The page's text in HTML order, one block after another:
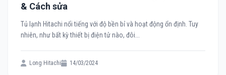
& Cách sửa
Tủ lạnh Hitachi nổi tiếng với độ bền bỉ và hoạt động ổn định. Tuy
nhiên, như bất kỳ thiết bị điện tử nào, đôi...
Long Hitachi 14/03/2024